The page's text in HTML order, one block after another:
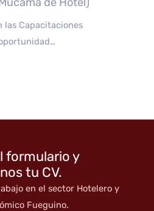
las Capacitaciones
formulario y
tu CV.
en el sector Hotelero y
Fueguino.